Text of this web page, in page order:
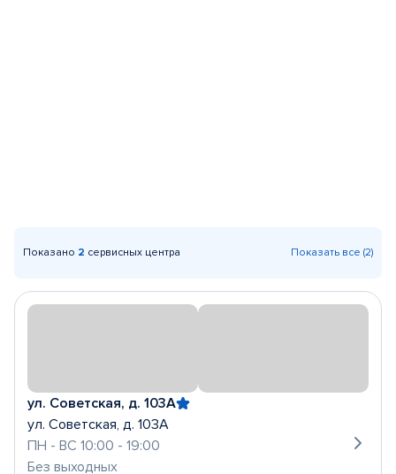
Показано 2 сервисных центра Показать все (2)
ул. Советская, д. 103А
ул. Советская, д. 103А
ПН - ВС 10:00 - 19:00
Без выходных